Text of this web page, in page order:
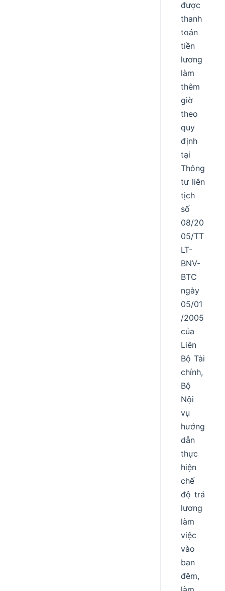
được
thanh
toán
tiền
lương
làm
thêm
giờ
theo
quy
định
tại
Thông
tư liên
tịch
số
08/20
05/TT
LT-
BNV-
BTC
ngày
05/01
/2005
của
Liên
Bộ Tài
chính,
Bộ
Nội
vụ
hướng
dẫn
thực
hiện
chế
độ trả
lương
làm
việc
vào
ban
đêm,